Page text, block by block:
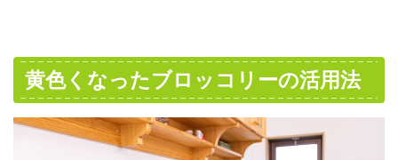
黄色くなったブロッコリーの活用法